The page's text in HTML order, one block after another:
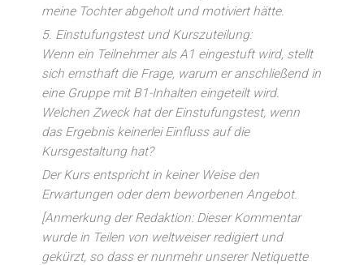
meine Tochter abgeholt und motiviert hätte.
5. Einstufungstest und Kurszuteilung:
Wenn ein Teilnehmer als A1 eingestuft wird, stellt
sich ernsthaft die Frage, warum er anschließend in
eine Gruppe mit B1-Inhalten eingeteilt wird.
Welchen Zweck hat der Einstufungstest, wenn
das Ergebnis keinerlei Einfluss auf die
Kursgestaltung hat?
Der Kurs entspricht in keiner Weise den
Erwartungen oder dem beworbenen Angebot.
[Anmerkung der Redaktion: Dieser Kommentar
wurde in Teilen von weltweiser redigiert und
gekürzt, so dass er nunmehr unserer Netiquette